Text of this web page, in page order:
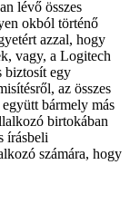
lévő összes
okból történő
azzal, hogy
vagy, a Logitech
biztosít egy
az összes
bármely más
birtokában
írásbeli
számára, hogy